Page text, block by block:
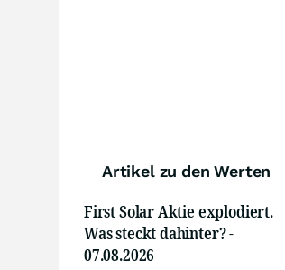
Artikel zu den Werten
First Solar Aktie explodiert.
Was steckt dahinter? -
07.08.2026